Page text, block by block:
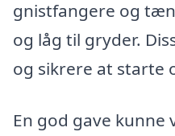
gnistfangere og
og låg til gryder.
og sikrere at starte
En god gave